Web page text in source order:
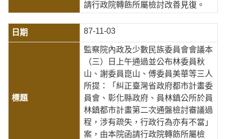
請行政院轉飭所屬檢討改善見復。
87-11-03
監察院內政及少數民族委員會會議本
（三）日上午通過並公布林委員秋
山、謝委員崑山、傅委員美華等三人
所提：「糾正臺灣省政府都市計畫委
員會、彰化縣政府、員林鎮公所於員
林鎮都市計畫第二次通盤檢討審議過
程，涉有疏失，行政行為亦有不當」
案，由本院函請行政院轉飭所屬檢